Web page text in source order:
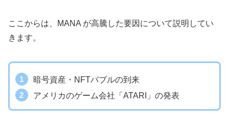
ここからは、MANA が高騰した要因について説明してい
きます。
暗号資産・NFTバブルの到来
アメリカのゲーム会社「ATARI」の発表